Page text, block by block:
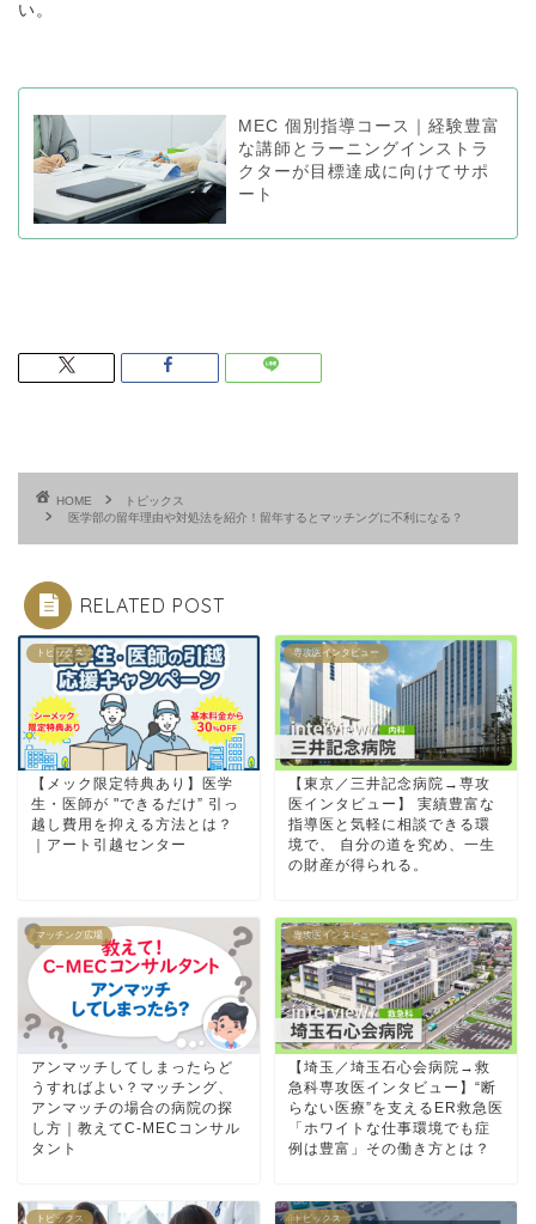
い。
MEC 個別指導コース｜経験豊富
な講師とラーニングインストラ
クターが目標達成に向けてサポ
ート
HOME
トピックス
医学部の留年理由や対処法を紹介！留年するとマッチングに不利になる？
RELATED POST
トピックス
【メック限定特典あり】医学
生・医師が "できるだけ” 引っ
越し費用を抑える方法とは？
｜アート引越センター
専攻医インタビュー
【東京／三井記念病院→専攻
医インタビュー】 実績豊富な
指導医と気軽に相談できる環
境で、 自分の道を究め、一生
の財産が得られる。
マッチング広場
アンマッチしてしまったらど
うすればよい？マッチング、
アンマッチの場合の病院の探
し方｜教えてC-MECコンサル
タント
専攻医インタビュー
【埼玉／埼玉石心会病院→救
急科専攻医インタビュー】“断
らない医療”を支えるER救急医
「ホワイトな仕事環境でも症
例は豊富」その働き方とは？
トピックス トピックス